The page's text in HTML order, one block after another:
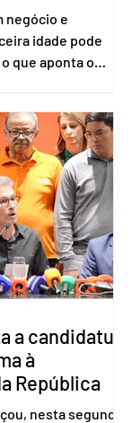
negócio e
idade pode
que aponta o
(PNAD Contínua),
de Apoio às Micro
(Sebrae),
dados do Instituto
e Estatística
Sebrae mostra que,
de 2025, os
formalizados
a candidatura
à
República
nesta segunda-